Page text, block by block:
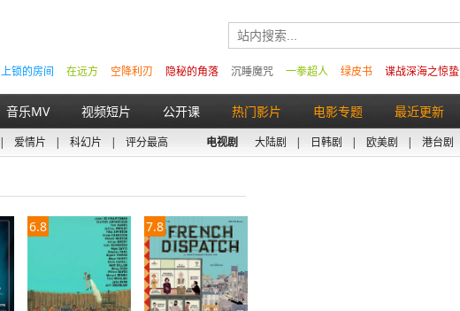
谍战深海之惊蛰
绿皮书
一拳超人
沉睡魔咒
隐秘的角落
空降利刃
在远方
上锁的房间
音乐MV 视频短片 公开课 热门影片 电影专题 最近更新
| 爱情片 | 科幻片 | 评分最高 电视剧 大陆剧 | 日韩剧 | 欧美剧 | 港台剧
6.8 7.8